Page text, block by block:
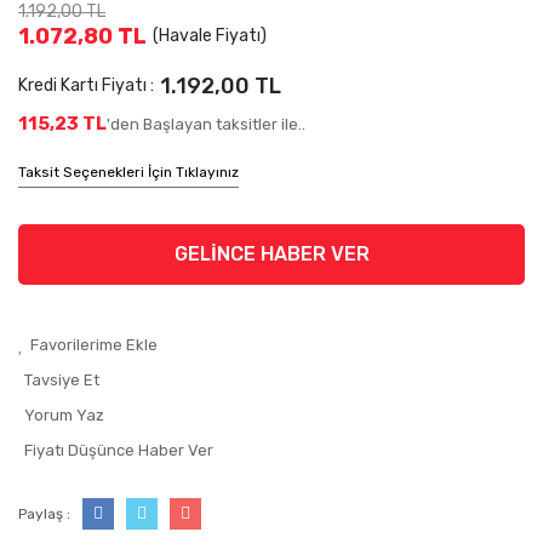
1.192,00 TL
1.072,80 TL (Havale Fiyatı)
Kredi Kartı Fiyatı : 1.192,00 TL
115,23 TL'den Başlayan taksitler ile..
Taksit Seçenekleri İçin Tıklayınız
GELİNCE HABER VER
Tavsiye Et
Yorum Yaz
Fiyatı Düşünce Haber Ver
Paylaş :